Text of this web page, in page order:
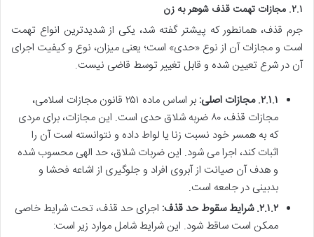
۲.۱. مجازات تهمت قذف شوهر به زن
جرم قذف، همانطور که پیشتر گفته شد، یکی از شدیدترین انواع تهمت
است و مجازات آن از نوع «حدی» است؛ یعنی میزان، نوع و کیفیت اجرای
آن در شرع تعیین شده و قابل تغییر توسط قاضی نیست.
۲.۱.۱. مجازات اصلی:
بر اساس ماده ۲۵۱ قانون مجازات اسلامی،
مجازات قذف، ۸۰ ضربه شلاق حدی است. این مجازات، برای مردی
که به همسر خود نسبت زنا یا لواط داده و نتوانسته است آن را
اثبات کند، اجرا می شود. این ضربات شلاق، حد الهی محسوب شده
و هدف آن صیانت از آبروی افراد و جلوگیری از اشاعه فحشا و
بدبینی در جامعه است.
۲.۱.۲. شرایط سقوط حد قذف:
اجرای حد قذف، تحت شرایط خاصی
ممکن است ساقط شود. این شرایط شامل موارد زیر است: